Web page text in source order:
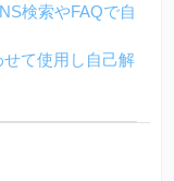
検索やFAQで自
て使用し自己解